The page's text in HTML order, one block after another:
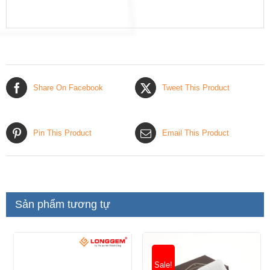
Share On Facebook Tweet This Product
Pin This Product Email This Product
Sản phẩm tương tự
Sale!